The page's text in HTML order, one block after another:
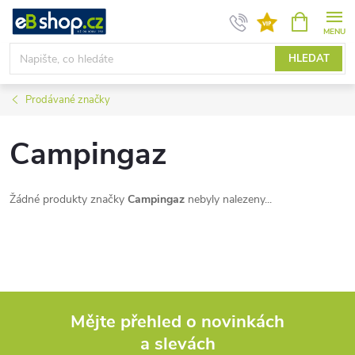
Přejít
obsah
HLEDAT
NÁKUPNÍ
KOŠÍK
Prodávané značky
Campingaz
Žádné produkty značky Campingaz nebyly nalezeny...
Mějte přehled o novinkách
a slevách